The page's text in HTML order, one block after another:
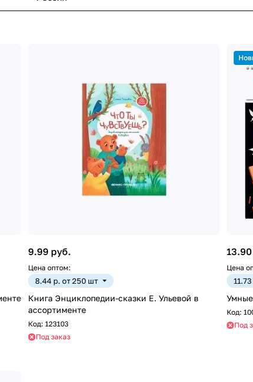
9.99 руб.
Цена оптом:
8.44 р. от 250 шт
Книга Энциклопедии-сказки Е. Ульевой в
ассортименте
Код: 123103
Под заказ
Цена
Код:
Под